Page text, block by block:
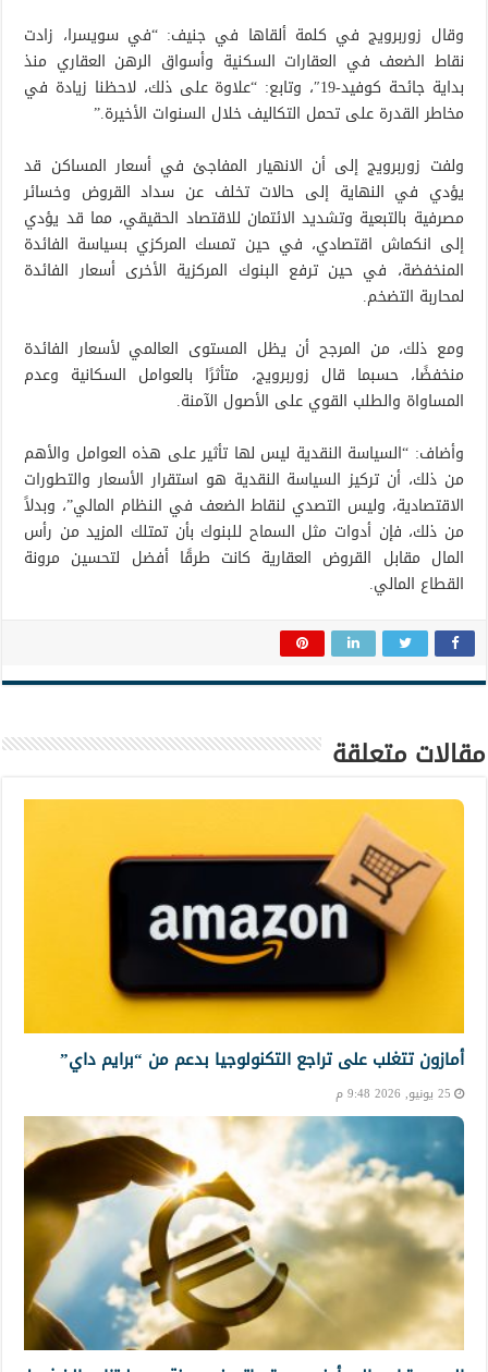
وقال زوربرويج في كلمة ألقاها في جنيف: “في سويسرا، زادت
نقاط الضعف في العقارات السكنية وأسواق الرهن العقاري منذ
بداية جائحة كوفيد-19″، وتابع: “علاوة على ذلك، لاحظنا زيادة في
مخاطر القدرة على تحمل التكاليف خلال السنوات الأخيرة.”
ولفت زوربرويج إلى أن الانهيار المفاجئ في أسعار المساكن قد
يؤدي في النهاية إلى حالات تخلف عن سداد القروض وخسائر
مصرفية بالتبعية وتشديد الائتمان للاقتصاد الحقيقي، مما قد يؤدي
إلى انكماش اقتصادي، في حين تمسك المركزي بسياسة الفائدة
المنخفضة، في حين ترفع البنوك المركزية الأخرى أسعار الفائدة
لمحاربة التضخم.
ومع ذلك، من المرجح أن يظل المستوى العالمي لأسعار الفائدة
منخفضًا، حسبما قال زوربرويج، متأثرًا بالعوامل السكانية وعدم
المساواة والطلب القوي على الأصول الآمنة.
وأضاف: “السياسة النقدية ليس لها تأثير على هذه العوامل والأهم
من ذلك، أن تركيز السياسة النقدية هو استقرار الأسعار والتطورات
الاقتصادية، وليس التصدي لنقاط الضعف في النظام المالي”، وبدلاً
من ذلك، فإن أدوات مثل السماح للبنوك بأن تمتلك المزيد من رأس
المال مقابل القروض العقارية كانت طرقًا أفضل لتحسين مرونة
القطاع المالي.
مقالات متعلقة
أمازون تتغلب على تراجع التكنولوجيا بدعم من “برايم داي”
25 يونيو, 2026 9:48 م